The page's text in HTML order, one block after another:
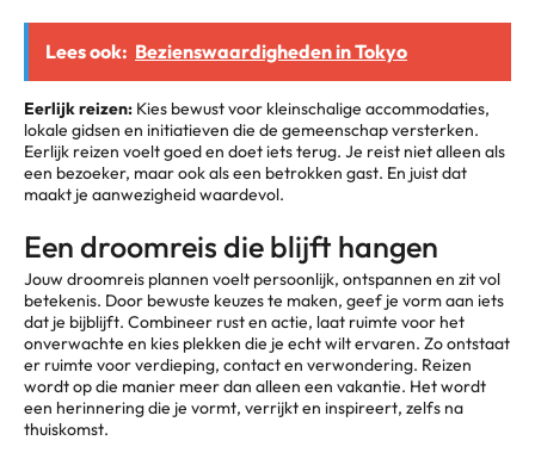
Lees ook: Bezienswaardigheden in Tokyo
Eerlijk reizen: Kies bewust voor kleinschalige accommodaties,
lokale gidsen en initiatieven die de gemeenschap versterken.
Eerlijk reizen voelt goed en doet iets terug. Je reist niet alleen als
een bezoeker, maar ook als een betrokken gast. En juist dat
maakt je aanwezigheid waardevol.
Een droomreis die blijft hangen
Jouw droomreis plannen voelt persoonlijk, ontspannen en zit vol
betekenis. Door bewuste keuzes te maken, geef je vorm aan iets
dat je bijblijft. Combineer rust en actie, laat ruimte voor het
onverwachte en kies plekken die je echt wilt ervaren. Zo ontstaat
er ruimte voor verdieping, contact en verwondering. Reizen
wordt op die manier meer dan alleen een vakantie. Het wordt
een herinnering die je vormt, verrijkt en inspireert, zelfs na
thuiskomst.